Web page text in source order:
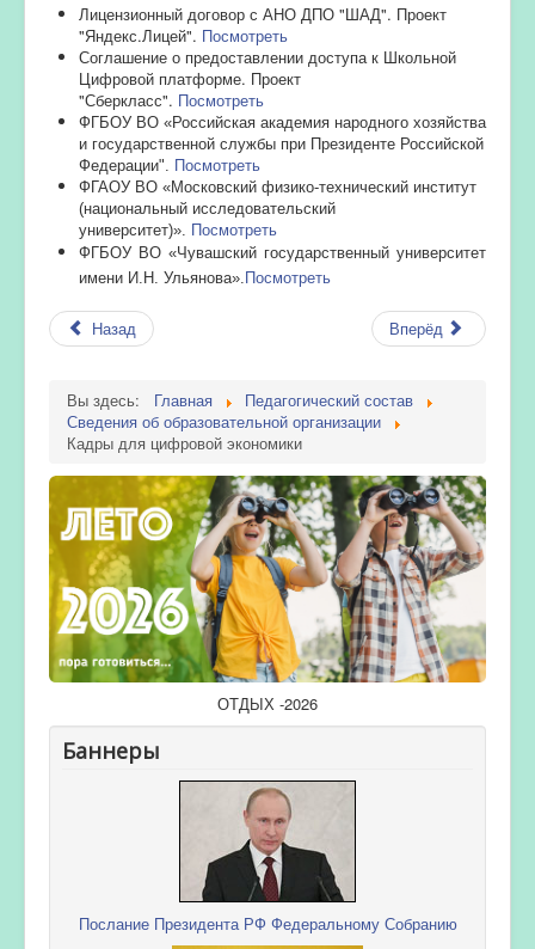
Лицензионный договор с АНО ДПО "ШАД". Проект
"Яндекс.Лицей". Посмотреть
Соглашение о предоставлении доступа к Школьной
Цифровой платформе. Проект
"Сберкласс". Посмотреть
ФГБОУ ВО «Российская академия народного хозяйства
и государственной службы при Президенте Российской
Федерации". Посмотреть
ФГАОУ ВО «Московский физико-технический институт
(национальный исследовательский
университет)» Посмотреть
ФГБОУ ВО «Чувашский государственный университет
имени И.Н. Ульянова» Посмотреть
Назад Вперёд
Вы здесь: Главная
Педагогический состав
Сведения об образовательной организации
Кадры для цифровой экономики
ОТДЫХ -2026
Баннеры
Послание Президента РФ Федеральному Собранию